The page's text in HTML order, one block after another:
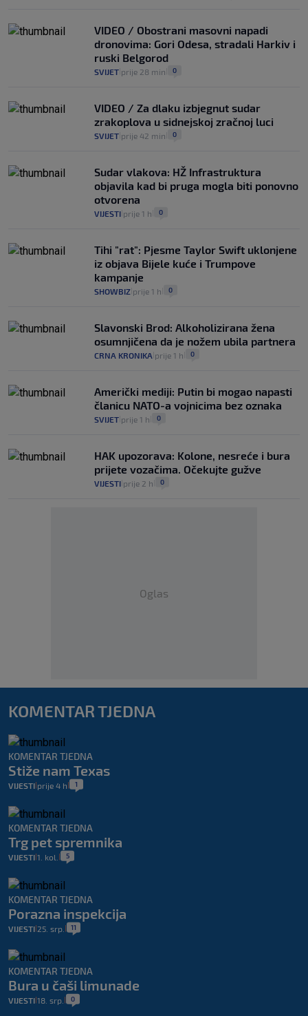
VIDEO / Obostrani masovni napadi
dronovima: Gori Odesa, stradali Harkiv i
ruski Belgorod
SVIJET prije 28 min 0
VIDEO / Za dlaku izbjegnut sudar
zrakoplova u sidnejskoj zračnoj luci
SVIJET prije 42 min 0
Sudar vlakova: HŽ Infrastruktura
objavila kad bi pruga mogla biti ponovno
otvorena
VIJESTI prije 1 h 0
Tihi "rat": Pjesme Taylor Swift uklonjene
iz objava Bijele kuće i Trumpove
kampanje
SHOWBIZ prije 1 h 0
Slavonski Brod: Alkoholizirana žena
osumnjičena da je nožem ubila partnera
CRNA KRONIKA prije 1 h 0
Američki mediji: Putin bi mogao napasti
članicu NATO-a vojnicima bez oznaka
SVIJET prije 1 h 0
HAK upozorava: Kolone, nesreće i bura
prijete vozačima. Očekujte gužve
VIJESTI prije 2 h 0
Oglas
KOMENTAR TJEDNA
KOMENTAR TJEDNA
Stiže nam Texas
VIJESTI prije 4 h 1
KOMENTAR TJEDNA
Trg pet spremnika
VIJESTI 1. kol. 5
KOMENTAR TJEDNA
Porazna inspekcija
VIJESTI 25. srp. 11
KOMENTAR TJEDNA
Bura u čaši limunade
VIJESTI 18. srp. 0